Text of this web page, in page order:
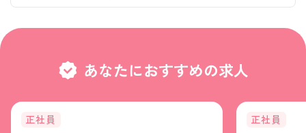
あなたにおすすめの求人
正社員 正社員